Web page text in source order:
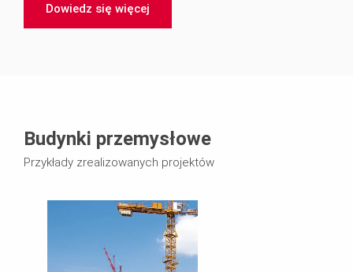
fundamentu turbozespołu.
Dowiedz się więcej
Budynki przemysłowe
Przykłady zrealizowanych projektów